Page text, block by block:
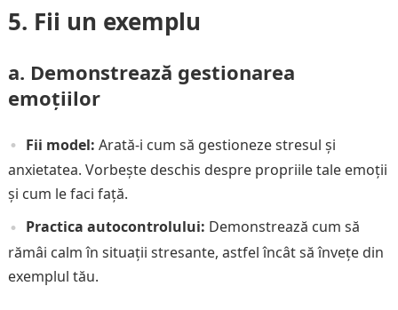
5. Fii un exemplu
a. Demonstrează gestionarea
emoțiilor
Fii model: Arată-i cum să gestioneze stresul și
anxietatea. Vorbește deschis despre propriile tale emoții
și cum le faci față.
Practica autocontrolului: Demonstrează cum să
rămâi calm în situații stresante, astfel încât să învețe din
exemplul tău.